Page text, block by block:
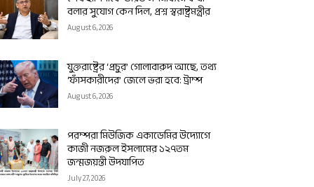
বলার সুযোগ কেন দিল, প্রশ্ন স্বরাষ্ট্রমন্ত্রীর
August 6, 2026
যুক্তরাষ্ট্রের ‘প্রচুর’ গোলাবারুদ আছে, তথ্য
‘ফাঁসকারীদের’ জেলে ভরা হবে: ট্রাম্প
August 6, 2026
পরম্পরা মিউজিক একাডেমির উদ্যোগে
কাজী নজরুল ইসলামের ১২৭তম
জন্মজয়ন্তী উদযাপিত
July 27, 2026